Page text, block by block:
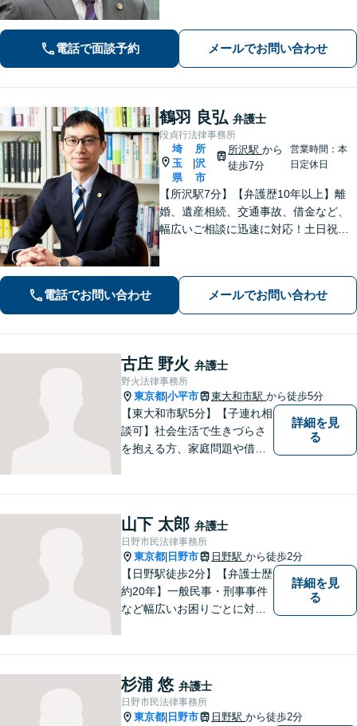
ラスメント対策措置をレクチャー。過
労死・過労自殺などの問題にも精通
【府中駅3分】
電話で面談予約 メールでお問い合わせ
鶴羽 良弘 弁護士
段貞行法律事務所
埼
玉
県
所
沢
市
所沢駅から
徒歩7分
営業時間：本
日定休日
【所沢駅7分】【弁護歴10年以上】離
婚、遺産相続、交通事故、借金など、
幅広いご相談に迅速に対応！土日祝夜
ください！【初回相談無料】
電話でお問い合わせ メールでお問い合わせ
古庄 野火 弁護士
野火法律事務所
東京都 小平市 東大和市駅 から徒歩5分
【東大和市駅5分】【子連れ相
談可】社会生活で生きづらさ
を抱える方、家庭問題や借金
談無料】【分割払い可】【法
テラス利用可】
詳細を見
る
山下 太郎 弁護士
日野市民法律事務所
東京都 日野市 日野駅 から徒歩2分
【日野駅徒歩2分】【弁護士歴
約20年】一般民事・刑事事件
など幅広いお困りごとに対応
とつの問題に真剣に向き合
い、最善の解決を目指しま
す。
詳細を見
る
杉浦 悠 弁護士
日野市民法律事務所
東京都 日野市 日野駅 から徒歩2分